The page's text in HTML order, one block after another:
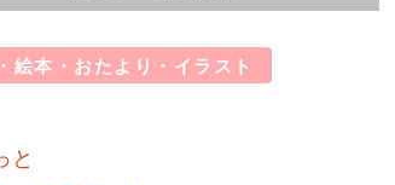
絵本・おたより・イラスト
と